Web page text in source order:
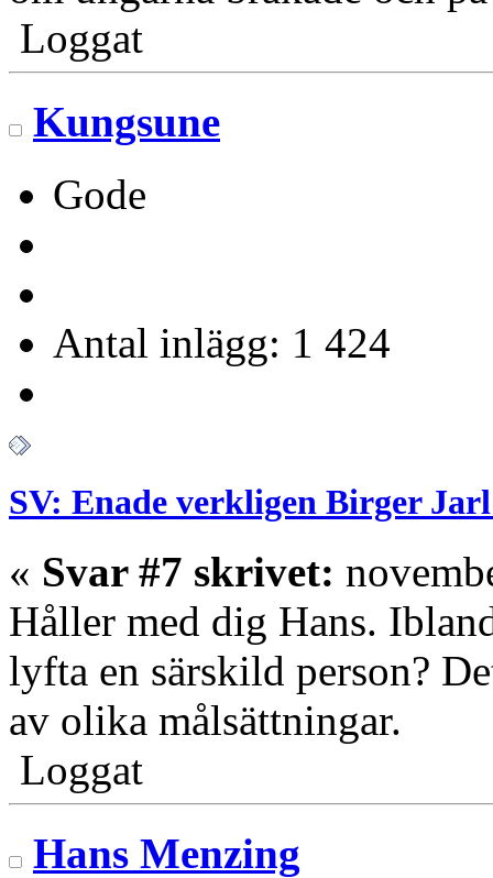
Loggat
Kungsune
Gode
Antal inlägg: 1 424
SV: Enade verkligen Birger
« Svar #7 skrivet:
Håller med dig Hans.
lyfta en särskild person?
av olika målsättningar.
Loggat
Hans Menzing